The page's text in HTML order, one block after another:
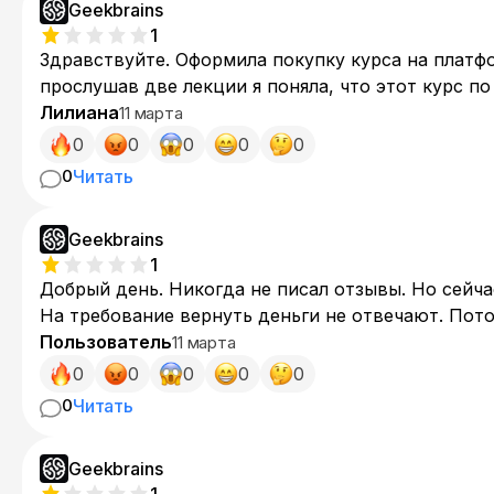
потому что дача, дети. Сделайте вы летом
Geekbrains
1
Здравствуйте. Оформила покупку курса на
прослушав две лекции я поняла, что этот курс
партнеру (в соответствии с п.10.3 действующего
четырехдневного ожидания мне позвонил
курса (!), и в итоге отказал в инициировании
возможность одностороннего расторжения
Лилиана11 марта
0 0 0 0 0
0Читать
Geekbrains
1
Добрый день. Никогда не писал отзывы. Но
На требование вернуть деньги не отвечают.
Пользователь11 марта
0 0 0 0 0
0Читать
Geekbrains